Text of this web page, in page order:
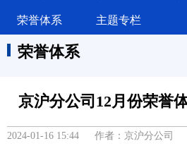
荣誉体系 主题专栏
荣誉体系
京沪分公司12月份荣誉
2024-01-16 15:44 作者：京沪分公司